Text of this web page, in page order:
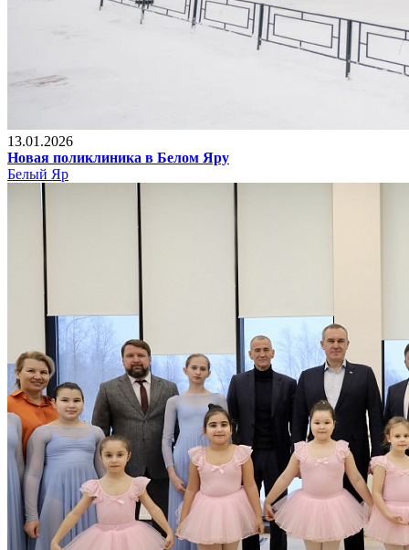
13.01.2026
Новая поликлиника в Белом Яру
Белый Яр